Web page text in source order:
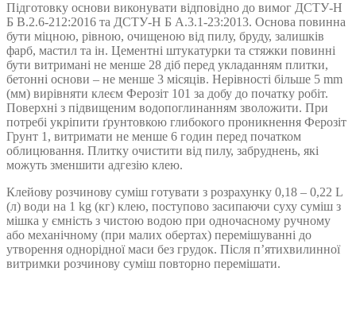
Підготовку основи виконувати відповідно до вимог ДСТУ-Н
Б В.2.6-212:2016 та ДСТУ-Н Б А.3.1-23:2013. Основа повинна
бути міцною, рівною, очищеною від пилу, бруду, залишків
фарб, мастил та ін. Цементні штукатурки та стяжки повинні
бути витримані не менше 28 діб перед укладанням плитки,
бетонні основи – не менше 3 місяців. Нерівності більше 5 mm
(мм) вирівняти клеєм Ферозіт 101 за добу до початку робіт.
Поверхні з підвищеним водопоглинанням зволожити. При
потребі укріпити ґрунтовкою глибокого проникнення Ферозіт
Грунт 1, витримати не менше 6 годин перед початком
облицювання. Плитку очистити від пилу, забруднень, які
можуть зменшити адгезію клею.
Клейову розчинову суміш готувати з розрахунку 0,18 – 0,22 L
(л) води на 1 kg (кг) клею, поступово засипаючи суху суміш з
мішка у ємність з чистою водою при одночасному ручному
або механічному (при малих обертах) перемішуванні до
утворення однорідної маси без грудок. Після п’ятихвилинної
витримки розчинову суміш повторно перемішати.